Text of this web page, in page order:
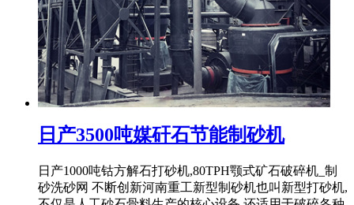
日产3500吨媒矸石节能制砂机
日产1000吨钴方解石打砂机,80TPH颚式矿石破碎机_制
砂洗砂网 不断创新河南重工新型制砂机也叫新型打砂机,